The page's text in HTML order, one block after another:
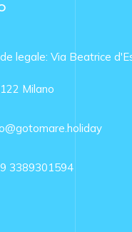
legale: Via Beatrice
Milano
3389301594